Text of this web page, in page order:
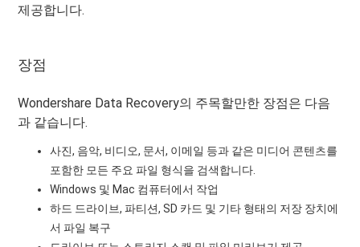
제공합니다.
장점
Wondershare Data Recovery의 주목할만한 장점은 다음
과 같습니다.
사진, 음악, 비디오, 문서, 이메일 등과 같은 미디어 콘텐츠를
포함한 모든 주요 파일 형식을 검색합니다.
Windows 및 Mac 컴퓨터에서 작업
하드 드라이브, 파티션, SD 카드 및 기타 형태의 저장 장치에
서 파일 복구